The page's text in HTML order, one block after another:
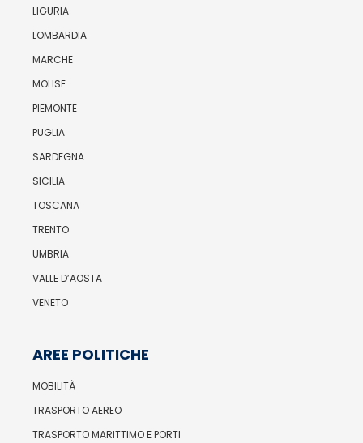
LIGURIA
LOMBARDIA
MARCHE
MOLISE
PIEMONTE
PUGLIA
SARDEGNA
SICILIA
TOSCANA
TRENTO
UMBRIA
VALLE D’AOSTA
VENETO
AREE POLITICHE
MOBILITÀ
TRASPORTO AEREO
TRASPORTO MARITTIMO E PORTI